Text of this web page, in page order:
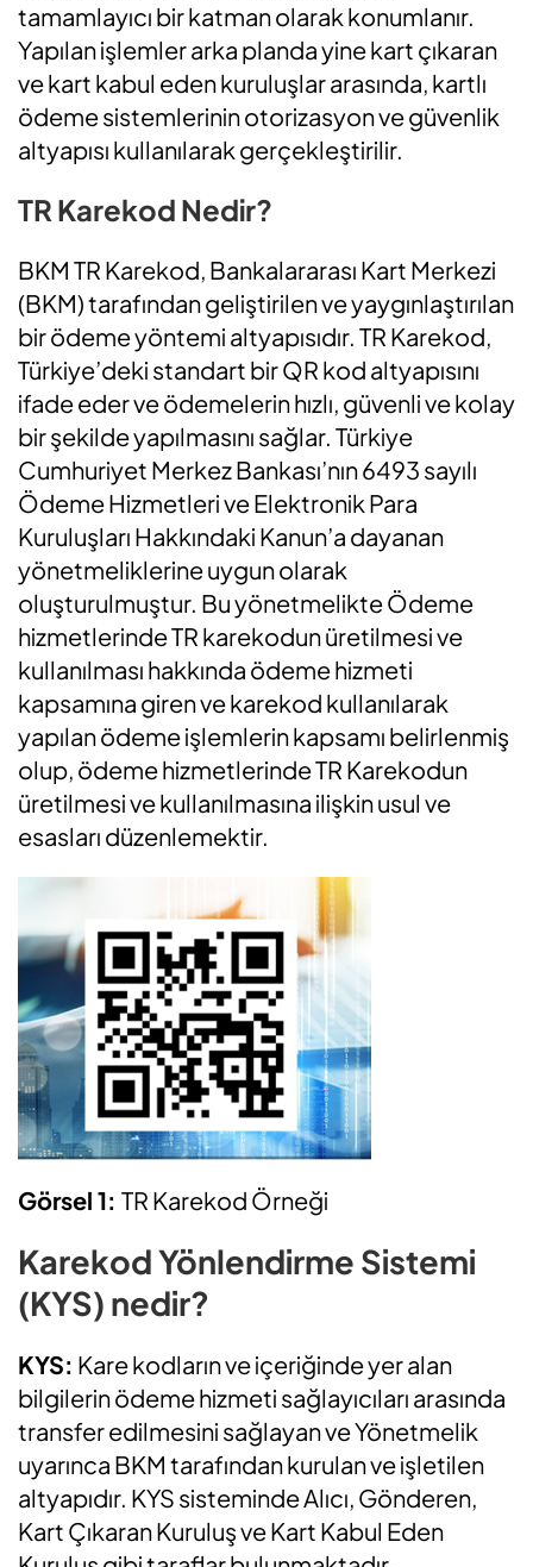
tamamlayıcı bir katman olarak konumlanır.
Yapılan işlemler arka planda yine kart çıkaran
ve kart kabul eden kuruluşlar arasında, kartlı
ödeme sistemlerinin otorizasyon ve güvenlik
altyapısı kullanılarak gerçekleştirilir.
TR Karekod Nedir?
BKM TR Karekod, Bankalararası Kart Merkezi
(BKM) tarafından geliştirilen ve yaygınlaştırılan
bir ödeme yöntemi altyapısıdır. TR Karekod,
Türkiye’deki standart bir QR kod altyapısını
ifade eder ve ödemelerin hızlı, güvenli ve kolay
bir şekilde yapılmasını sağlar. Türkiye
Cumhuriyet Merkez Bankası’nın 6493 sayılı
Ödeme Hizmetleri ve Elektronik Para
Kuruluşları Hakkındaki Kanun’a dayanan
yönetmeliklerine uygun olarak
oluşturulmuştur. Bu yönetmelikte Ödeme
hizmetlerinde TR karekodun üretilmesi ve
kullanılması hakkında ödeme hizmeti
kapsamına giren ve karekod kullanılarak
yapılan ödeme işlemlerin kapsamı belirlenmiş
olup, ödeme hizmetlerinde TR Karekodun
üretilmesi ve kullanılmasına ilişkin usul ve
esasları düzenlemektir.
Görsel 1: TR Karekod Örneği
Karekod Yönlendirme Sistemi
(KYS) nedir?
KYS: Kare kodların ve içeriğinde yer alan
bilgilerin ödeme hizmeti sağlayıcıları arasında
transfer edilmesini sağlayan ve Yönetmelik
uyarınca BKM tarafından kurulan ve işletilen
altyapıdır. KYS sisteminde Alıcı, Gönderen,
Kart Çıkaran Kuruluş ve Kart Kabul Eden